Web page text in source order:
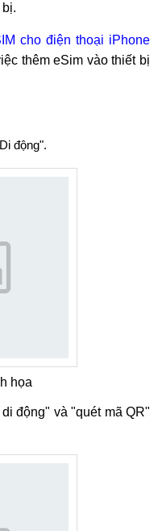
cho điện thoại iPhone
thêm eSim vào thiết bị
động".
họa
động" và "quét mã QR"